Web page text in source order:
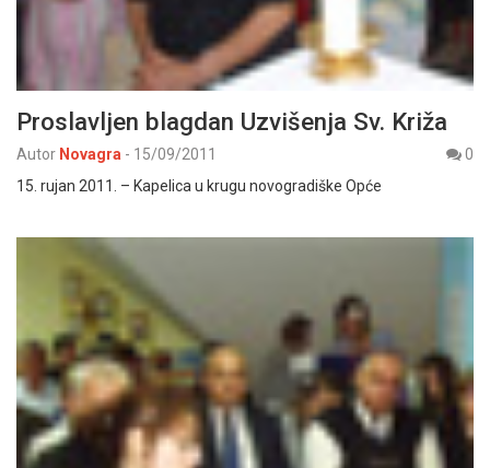
Proslavljen blagdan Uzvišenja Sv. Križa
Autor Novagra - 15/09/2011
0
15. rujan 2011. – Kapelica u krugu novogradiške Opće